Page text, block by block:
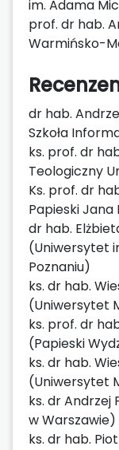
im. Adama
prof. dr hab.
Warmińsko-
dr hab.
Szkoła
ks. prof. dr
Teologiczny
Ks. prof. dr
Papieski Jana
dr hab.
(Uniwersytet
Poznaniu)
ks. dr hab.
(Uniwersytet
ks. prof. dr
(Papieski
ks. dr hab.
(Uniwersytet
ks. dr Andrzej
w Warszawie)
ks. dr hab.